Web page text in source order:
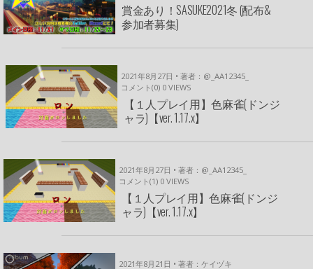
賞金あり！SASUKE2021冬 (配布&
参加者募集)
2021年8月27日 • 著者：@_AA12345_
コメント(0) 0 VIEWS
【１人プレイ用】色麻雀(ドンジ
ャラ)【ver. 1.17.x】
2021年8月27日 • 著者：@_AA12345_
コメント(1) 0 VIEWS
【１人プレイ用】色麻雀(ドンジ
ャラ)【ver. 1.17.x】
2021年8月21日 • 著者：ケイヅキ